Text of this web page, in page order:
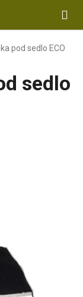
pod sedlo ECO
sedlo